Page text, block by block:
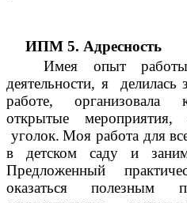
ИПМ 5. Адресность
Имея опыт работы
деятельности, я делилась
работе, организовала
открытые мероприятия,
уголок. Моя работа для
в детском саду и
Предложенный
оказаться полезным